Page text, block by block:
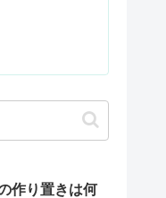
作り置きは何